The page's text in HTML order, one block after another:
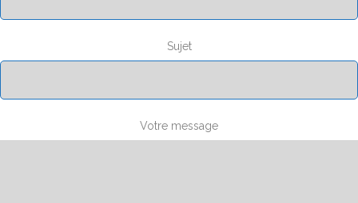
Sujet
Votre message